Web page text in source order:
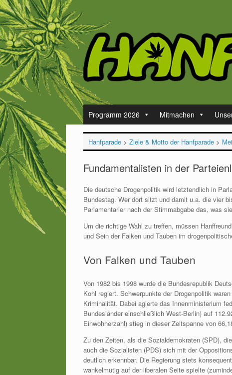
Zum
Inhalt
springen
Programm 2026 Mitmachen
Hanfparade> Ziele & Motto der Hanfparade>
Fundamentalisten in der
Die deutsche Drogenpolitik wird letztendlich in
Bundestag. Wer dort sitzt und damit u.a. die vier
Parlamentarier nach der Stimmabgabe das, was
Um die richtige Wahl zu treffen, müssen
und Sein der Falken und Tauben im
Von Falken und Tauben
Von 1982 bis 1998 wurde die Bundesrepublik
Kohl regiert. Schwerpunkte der Drogenpolitik
Kriminalität. Dabei agierte das Innenministerium
Bundesländer einschließlich West-Berlin) auf
Einwohnerzahl) stieg in dieser Zeitspanne von
Zu den Zeiten, als die Sozialdemokraten (SPD),
auch die Sozialisten (PDS) sich mit der
deutlich erkennbar. Die Regierung stets
wankelmütig auf der liberalen Seite spielte